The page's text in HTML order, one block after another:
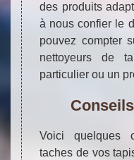
des produits
à nous confier le
pouvez compter
nettoyeurs de
particulier ou un
Voici quelques
taches de vos